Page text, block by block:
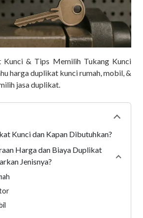
& Tips Memilih Tukang Kunci
harga duplikat kunci rumah, mobil, &
jasa duplikat.
Kunci dan Kapan Dibutuhkan?
Harga dan Biaya Duplikat
Jenisnya?